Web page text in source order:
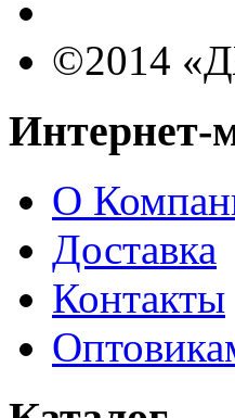
©2014
Интернет-
О
Доставка
Контакты